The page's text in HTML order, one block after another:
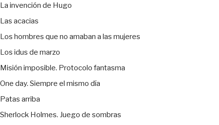
La invención de Hugo
Las acacias
Los hombres que no amaban a las mujeres
Los idus de marzo
Misión imposible. Protocolo fantasma
One day. Siempre el mismo día
Patas arriba
Sherlock Holmes. Juego de sombras